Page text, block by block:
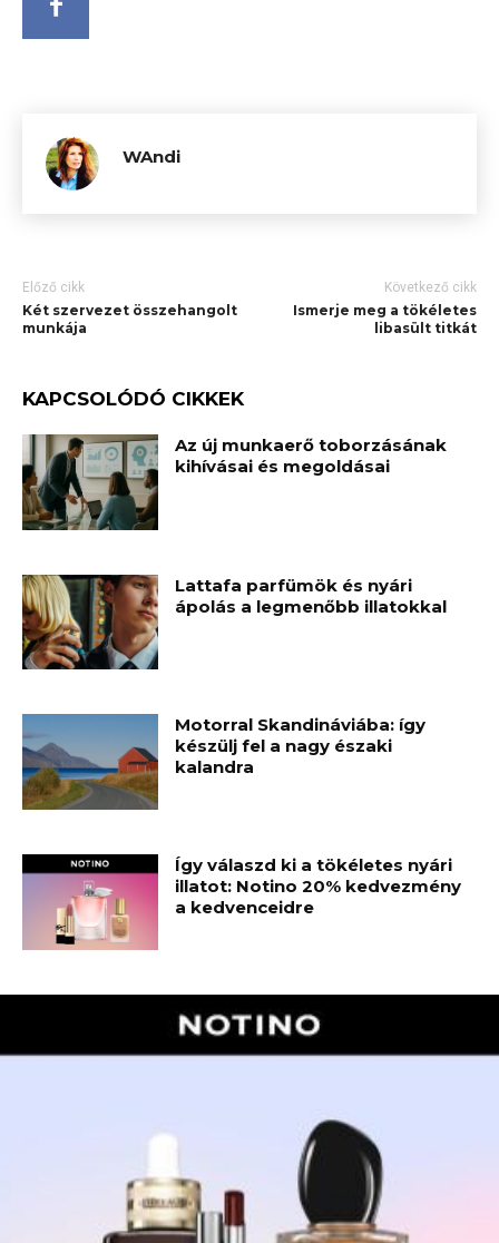
WAndi
Előző cikk
Két szervezet összehangolt
munkája
Következő cikk
Ismerje meg a tökéletes
libasült titkát
KAPCSOLÓDÓ CIKKEK
Az új munkaerő toborzásának
kihívásai és megoldásai
Lattafa parfümök és nyári
ápolás a legmenőbb illatokkal
Motorral Skandináviába: így
készülj fel a nagy északi
kalandra
Így válaszd ki a tökéletes nyári
illatot: Notino 20% kedvezmény
a kedvenceidre